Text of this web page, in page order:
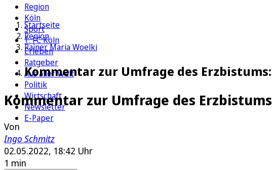
Region
Köln
Sport
1. FC Köln
Erleben
Ratgeber
Aus aller Welt
Politik
Wirtschaft
Newsletter
E-Paper
Startseite
Region
Rainer Maria Woelki
Kommentar zur Umfrage des
Kommentar zur Umfrage des Erzbistums
Von
Ingo Schmitz
02.05.2022, 18:42 Uhr
1 min